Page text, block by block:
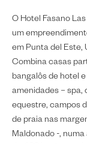
O Hotel Fasano
um
em Punta del Este,
Combina casas
bangalôs de hotel
amenidades – spa,
equestre, campos
de praia nas
Maldonado -,